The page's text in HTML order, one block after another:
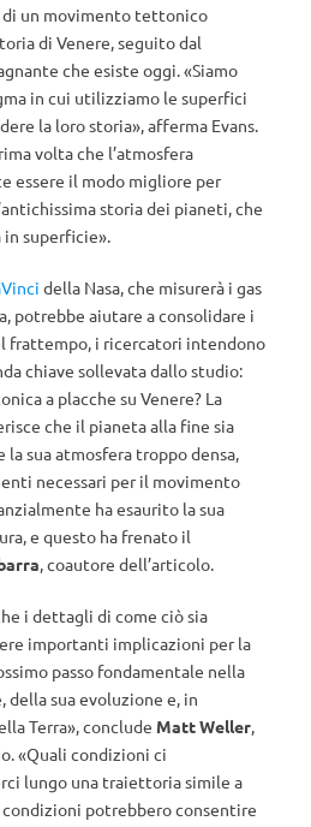
un movimento tettonico
di Venere, seguito dal
che esiste oggi. «Siamo
in cui utilizziamo le superfici
la loro storia», afferma Evans.
volta che l’atmosfera
essere il modo migliore per
storia dei pianeti, che
in superficie».
della Nasa, che misurerà i gas
potrebbe aiutare a consolidare i
frattempo, i ricercatori intendono
chiave sollevata dallo studio:
a placche su Venere? La
che il pianeta alla fine sia
sua atmosfera troppo densa,
necessari per il movimento
ha esaurito la sua
e questo ha frenato il
, coautore dell’articolo.
i dettagli di come ciò sia
importanti implicazioni per la
passo fondamentale nella
della sua evoluzione e, in
Terra», conclude Matt Weller,
«Quali condizioni ci
lungo una traiettoria simile a
potrebbero consentire